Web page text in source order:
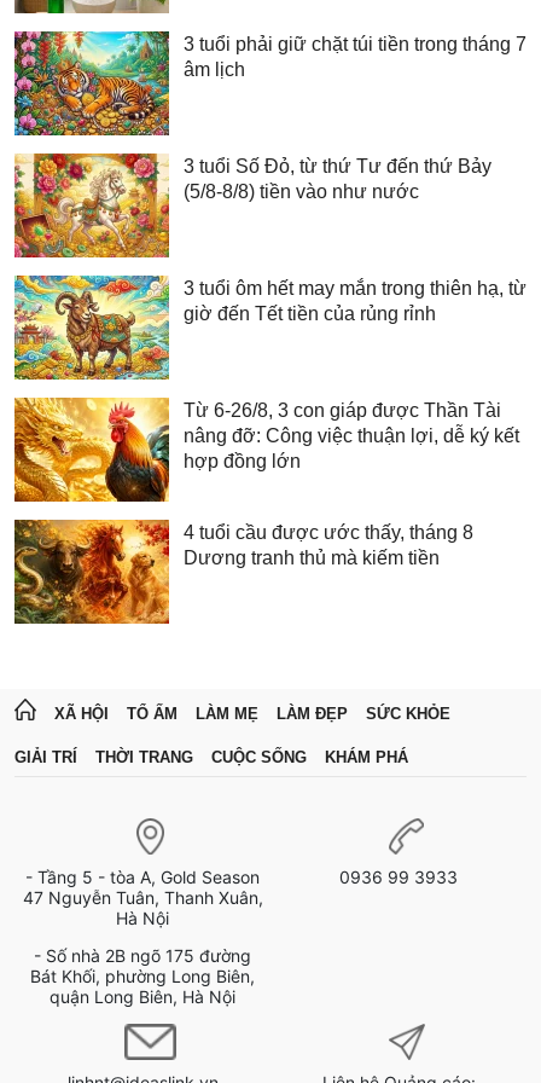
3 tuổi phải giữ chặt túi tiền trong tháng 7
âm lịch
3 tuổi Số Đỏ, từ thứ Tư đến thứ Bảy
(5/8-8/8) tiền vào như nước
3 tuổi ôm hết may mắn trong thiên hạ, từ
giờ đến Tết tiền của rủng rỉnh
Từ 6-26/8, 3 con giáp được Thần Tài
nâng đỡ: Công việc thuận lợi, dễ ký kết
hợp đồng lớn
4 tuổi cầu được ước thấy, tháng 8
Dương tranh thủ mà kiếm tiền
XÃ HỘI TỔ ẤM LÀM MẸ LÀM ĐẸP SỨC KHỎE
GIẢI TRÍ THỜI TRANG CUỘC SỐNG KHÁM PHÁ
- Tầng 5 - tòa A, Gold Season
47 Nguyễn Tuân, Thanh Xuân,
Hà Nội
- Số nhà 2B ngõ 175 đường
Bát Khối, phường Long Biên,
quận Long Biên, Hà Nội
0936 99 3933